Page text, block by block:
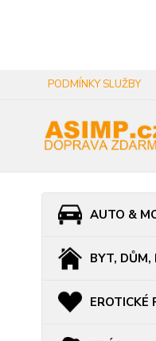
PODMÍNKY SLUŽBY
AUTO &
BYT, DŮM,
EROTICKÉ